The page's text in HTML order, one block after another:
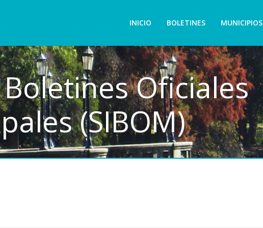
INICIO BOLETINES MUNICIPIOS
Oficiales
(SIBOM)